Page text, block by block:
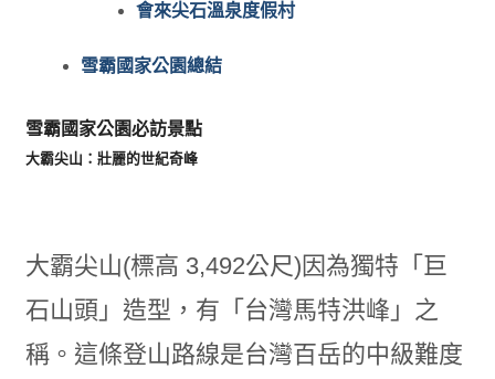
會來尖石溫泉度假村
雪霸國家公園總結
雪霸國家公園必訪景點
大霸尖山：壯麗的世紀奇峰
大霸尖山(標高 3,492公尺)因為獨特「巨
石山頭」造型，有「台灣馬特洪峰」之
稱。這條登山路線是台灣百岳的中級難度